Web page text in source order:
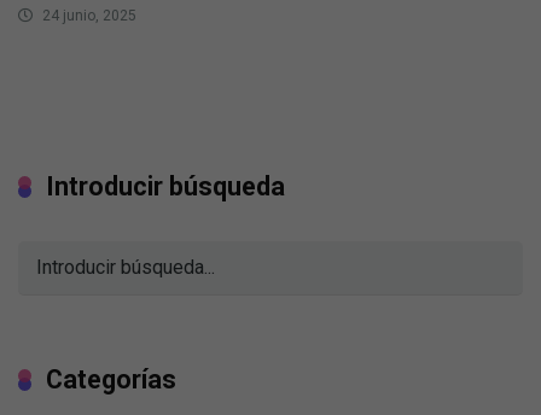
24 junio, 2025
Introducir búsqueda
Categorías